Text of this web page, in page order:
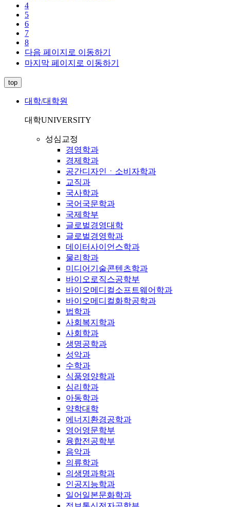
4
5
6
7
8
다음 페이지로 이동하기
마지막 페이지로 이동하기
top
대학/대학원
대학UNIVERSITY
성심교정
경영학과
경제학과
공간디자인ㆍ소비자학과
교직과
국사학과
국어국문학과
국제학부
글로벌경영대학
글로벌경영학과
데이터사이언스학과
물리학과
미디어기술콘텐츠학과
바이오로직스공학부
바이오메디컬소프트웨어학과
바이오메디컬화학공학과
법학과
사회복지학과
사회학과
생명공학과
성악과
수학과
식품영양학과
심리학과
아동학과
약학대학
에너지환경공학과
영어영문학부
융합전공학부
음악과
의류학과
의생명과학과
인공지능학과
일어일본문화학과